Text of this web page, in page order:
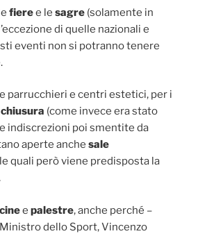
fieree le sagre (solamente in
di quelle nazionali e
eventi non si potranno tenere
parrucchieri e centri estetici, per i
(come invece era stato
indiscrezioni poi smentite da
aperte anche sale
quali però viene predisposta la
e palestre, anche perché –
dello Sport, Vincenzo